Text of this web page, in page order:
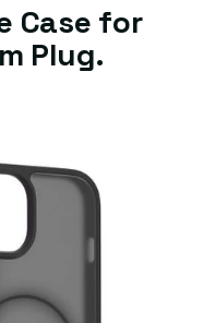
Case for
Plug.